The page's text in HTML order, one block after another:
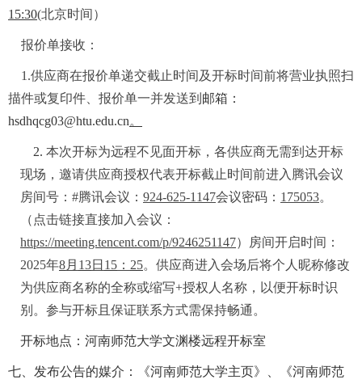
15:30(北京时间）
报价单接收：
1.供应商在报价单递交截止时间及开标时间前将营业执照扫
描件或复印件、报价单一并发送到 邮箱：
hsdhqcg03@htu.edu.cn。
2. 本次开标为远程不见面开标，各供应商无需到达开标
现场，邀请供应商授权代表开标截止时间前进入腾讯会议
房间号： #腾讯会议： 924-625-1147会议密码： 175053。
（点击链接直接加入会议：
https://meeting.tencent.com/p/9246251147）
房间开启时间：
2025年8月 13日 15 ： 25。供应商进入会场后将个人昵称修改
为供应商名称的全称或缩写+授权人名称，以便开标时识
别。参与开标且保证联系方式需保持畅通。
开标地点：河南师范大学文渊楼远程开标室
七、 发布公告的媒介：《河南师范大学主页》、《河南师范